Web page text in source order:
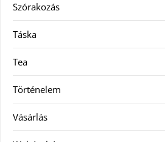
Szórakozás
Táska
Tea
Történelem
Vásárlás